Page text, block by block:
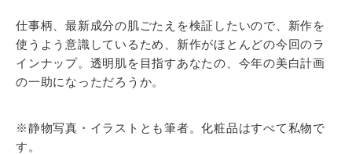
仕事柄、最新成分の肌ごたえを検証したいので、新作を
使うよう意識しているため、新作がほとんどの今回のラ
インナップ。透明肌を目指すあなたの、今年の美白計画
の一助になっただろうか。
※静物写真・イラストとも筆者。化粧品はすべて私物で
す。